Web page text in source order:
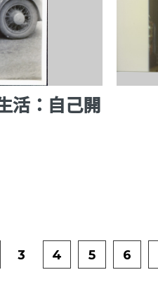
活：自己開
3 4 5 6